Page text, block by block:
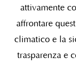
attivamente
affrontare
climatico e la
trasparenza e